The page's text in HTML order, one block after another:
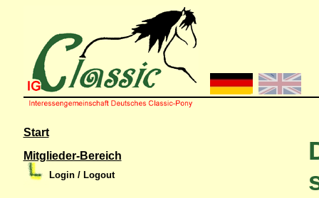
Start
Mitglieder-Bereich
Login / Logout